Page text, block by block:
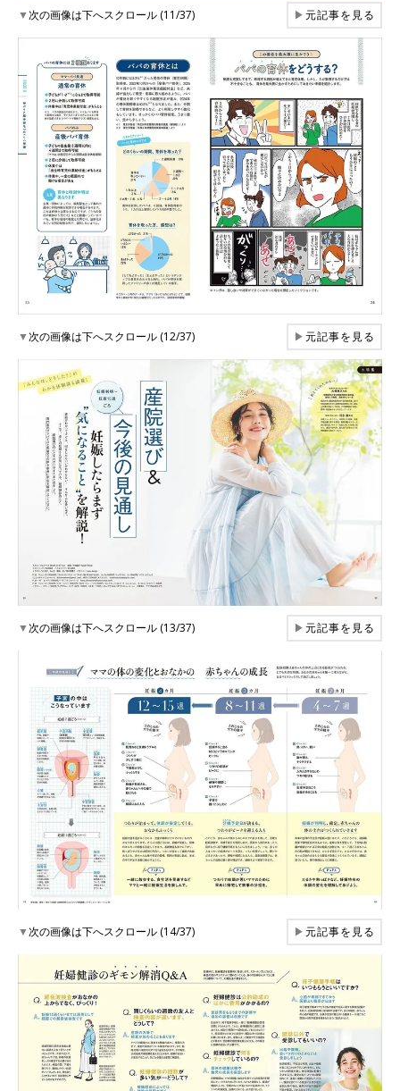
▼次の画像は下へスクロール (11/37) ▶元記事を見る
▼次の画像は下へスクロール (12/37) ▶元記事を見る
▼次の画像は下へスクロール (13/37) ▶元記事を見る
▼次の画像は下へスクロール (14/37) ▶元記事を見る